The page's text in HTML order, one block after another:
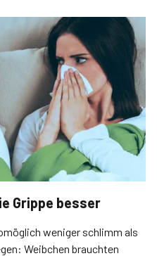
Grippe besser
weniger schlimm als
Weibchen brauchten